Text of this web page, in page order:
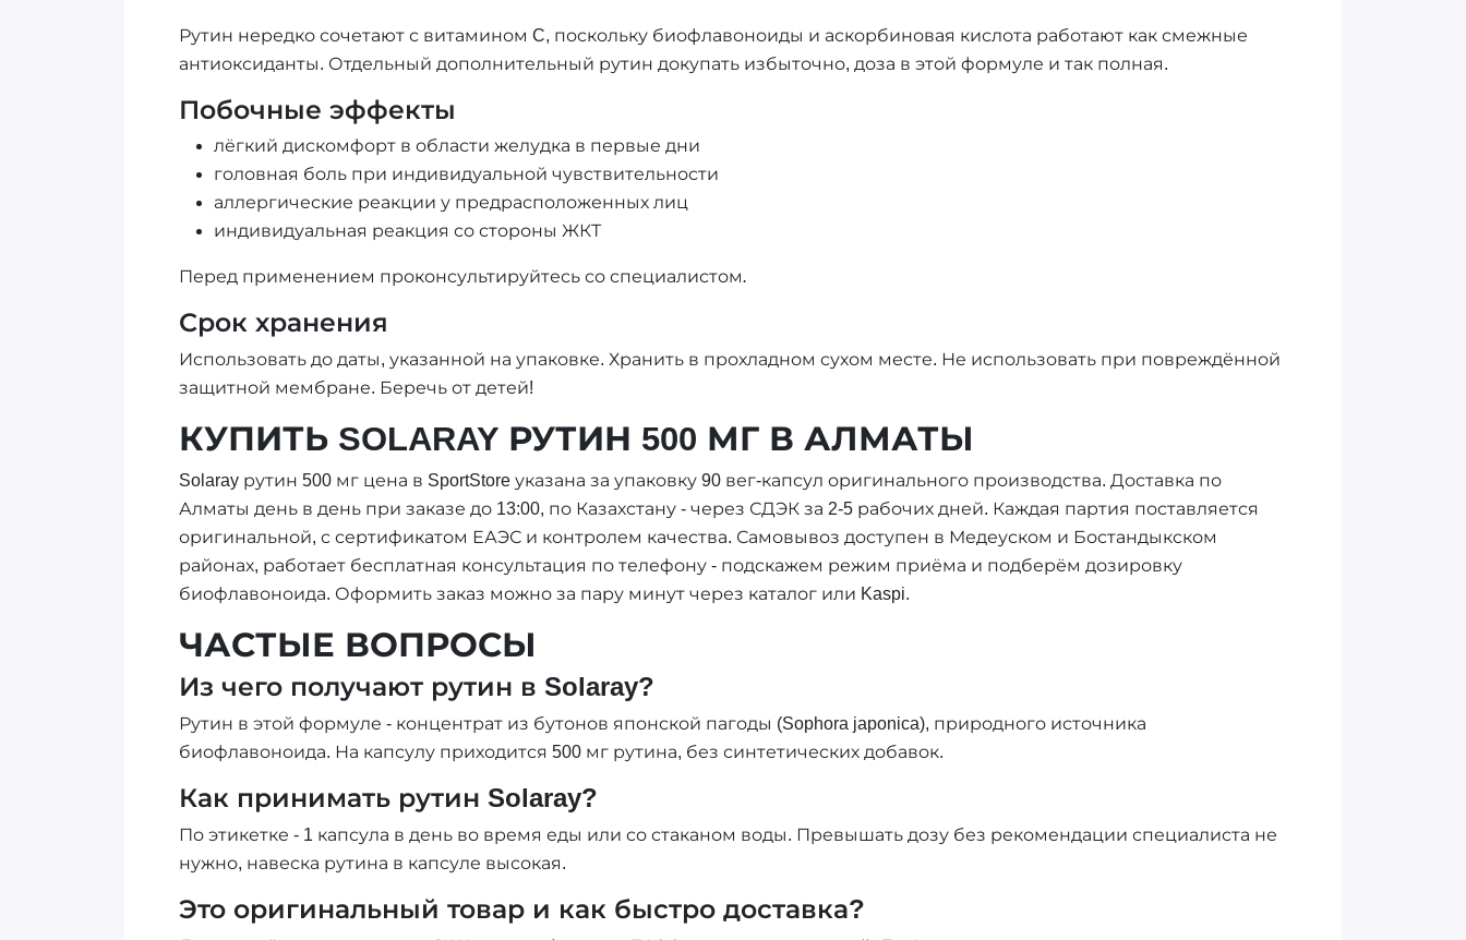
Рутин нередко сочетают с витамином C, поскольку биофлавоноиды и аскорбиновая кислота работают как смежные
антиоксиданты. Отдельный дополнительный рутин докупать избыточно, доза в этой формуле и так полная.
Побочные эффекты
лёгкий дискомфорт в области желудка в первые дни
головная боль при индивидуальной чувствительности
аллергические реакции у предрасположенных лиц
индивидуальная реакция со стороны ЖКТ
Перед применением проконсультируйтесь со специалистом.
Срок хранения
Использовать до даты, указанной на упаковке. Хранить в прохладном сухом месте. Не использовать при повреждённой
защитной мембране. Беречь от детей!
КУПИТЬ SOLARAY РУТИН 500 МГ В АЛМАТЫ
Solaray рутин 500 мг цена в SportStore указана за упаковку 90 вег-капсул оригинального производства. Доставка по
Алматы день в день при заказе до 13:00, по Казахстану - через СДЭК за 2-5 рабочих дней. Каждая партия поставляется
оригинальной, с сертификатом ЕАЭС и контролем качества. Самовывоз доступен в Медеуском и Бостандыкском
районах, работает бесплатная консультация по телефону - подскажем режим приёма и подберём дозировку
биофлавоноида. Оформить заказ можно за пару минут через каталог или Kaspi.
ЧАСТЫЕ ВОПРОСЫ
Из чего получают рутин в Solaray?
Рутин в этой формуле - концентрат из бутонов японской пагоды (Sophora japonica), природного источника
биофлавоноида. На капсулу приходится 500 мг рутина, без синтетических добавок.
Как принимать рутин Solaray?
По этикетке - 1 капсула в день во время еды или со стаканом воды. Превышать дозу без рекомендации специалиста не
нужно, навеска рутина в капсуле высокая.
Это оригинальный товар и как быстро доставка?